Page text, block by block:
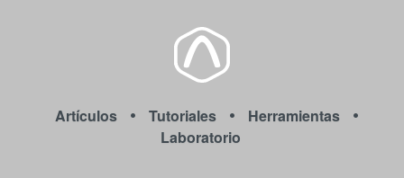
Artículos Tutoriales
Herramientas
Laboratorio